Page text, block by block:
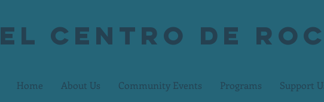
El centro de
Home About Us Community Events Programs Support